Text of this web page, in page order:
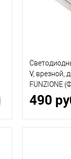
V, врезной,
490